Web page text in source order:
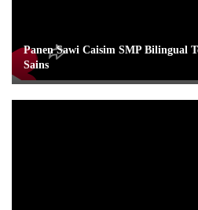
Panen Sawi Caisim SMP Bilingual
Sains